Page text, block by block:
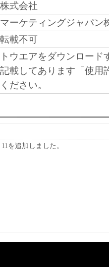
式会社
ーケティングジャパン
載不可
ウエアをダウンロード
載してあります「使用
ださい。
を追加しました。